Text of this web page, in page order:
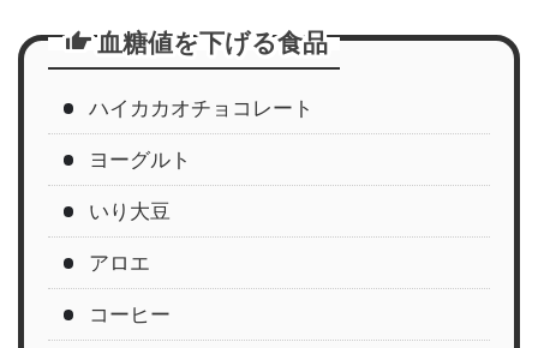
血糖値を下げる食品
ハイカカオチョコレート
ヨーグルト
いり大豆
アロエ
コーヒー